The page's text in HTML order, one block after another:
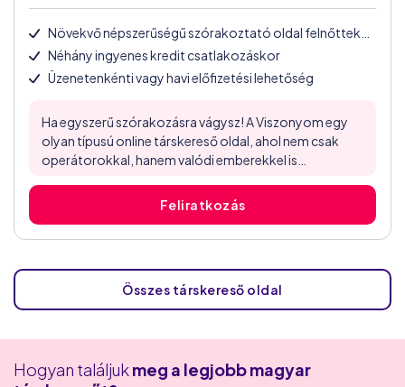
Néhány ingyenes kredit csatlakozáskor
Üzenetenkénti vagy havi előfizetési lehetőség
Ha egyszerű szórakozásra vágysz! A Viszonyom egy
olyan típusú online társkereső oldal, ahol nem csak
operátorokkal, hanem valódi emberekkel is
weboldalon a regisztráció ingyenes, gyors, és nem
egyszerűségű...
Feliratkozás
Összes társkereső oldal
Hogyan találjukmeg a legjobb magyar